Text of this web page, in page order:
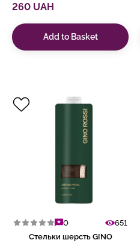
260 UAH
Add to Basket
0
651
Стельки шерсть GINO